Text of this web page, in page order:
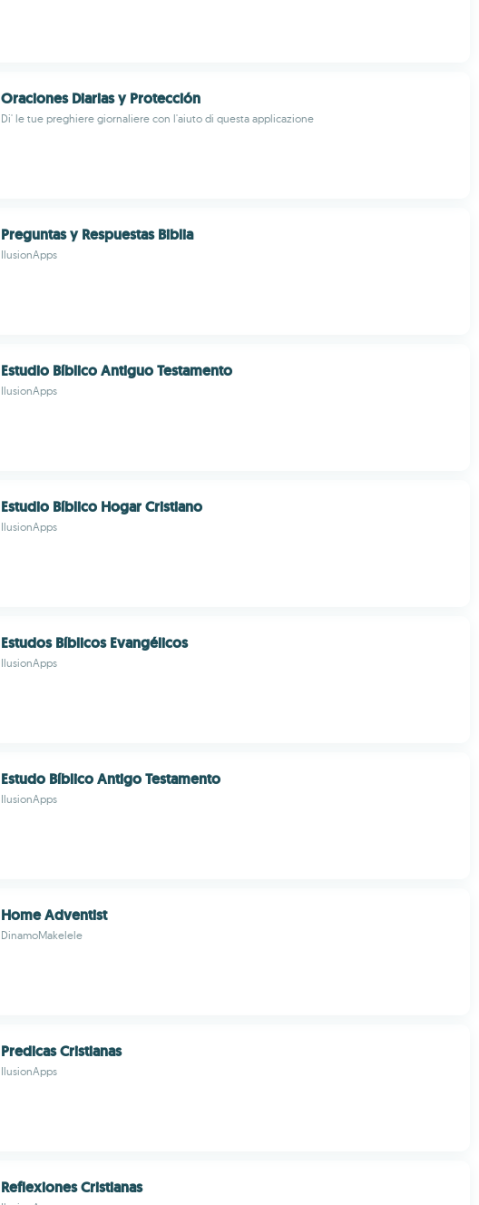
Oraciones Diarias y Protección
Di' le tue preghiere giornaliere con l'aiuto di questa applicazione
Preguntas y Respuestas Biblia
IlusionApps
Estudio Bíblico Antiguo Testamento
IlusionApps
Estudio Bíblico Hogar Cristiano
IlusionApps
Estudos Bíblicos Evangélicos
IlusionApps
Estudo Bíblico Antigo Testamento
IlusionApps
Home Adventist
DinamoMakelele
Predicas Cristianas
IlusionApps
Reflexiones Cristianas